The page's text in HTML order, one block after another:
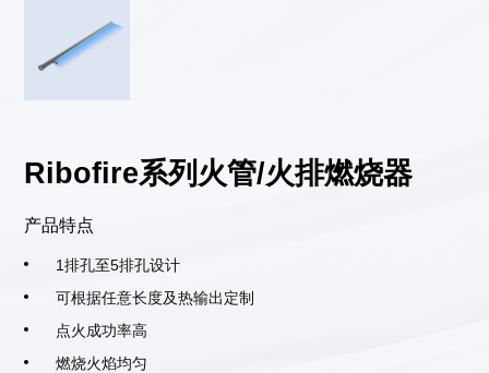
Ribofire系列火管/火排燃烧器
产品特点
1排孔至5排孔设计
可根据任意长度及热输出定制
点火成功率高
燃烧火焰均匀